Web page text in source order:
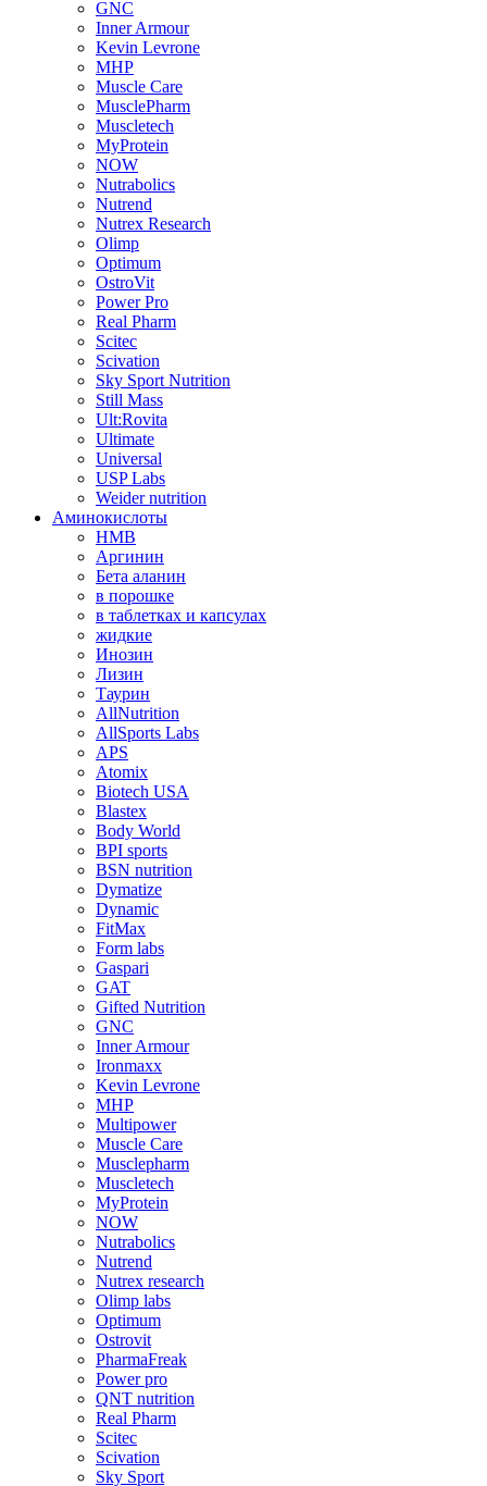
GNC
Inner Armour
Kevin Levrone
MHP
Muscle Care
MusclePharm
Muscletech
MyProtein
NOW
Nutrabolics
Nutrend
Nutrex Research
Olimp
Optimum
OstroVit
Power Pro
Real Pharm
Scitec
Scivation
Sky Sport Nutrition
Still Mass
Ult:Rovita
Ultimate
Universal
USP Labs
Weider nutrition
Аминокислоты
HMB
Аргинин
Бета аланин
в порошке
в таблетках и капсулах
жидкие
Инозин
Лизин
Таурин
AllNutrition
AllSports Labs
APS
Atomix
Biotech USA
Blastex
Body World
BPI sports
BSN nutrition
Dymatize
Dynamic
FitMax
Form labs
Gaspari
GAT
Gifted Nutrition
GNC
Inner Armour
Ironmaxx
Kevin Levrone
MHP
Multipower
Muscle Care
Musclepharm
Muscletech
MyProtein
NOW
Nutrabolics
Nutrend
Nutrex research
Olimp labs
Optimum
Ostrovit
PharmaFreak
Power pro
QNT nutrition
Real Pharm
Scitec
Scivation
Sky Sport